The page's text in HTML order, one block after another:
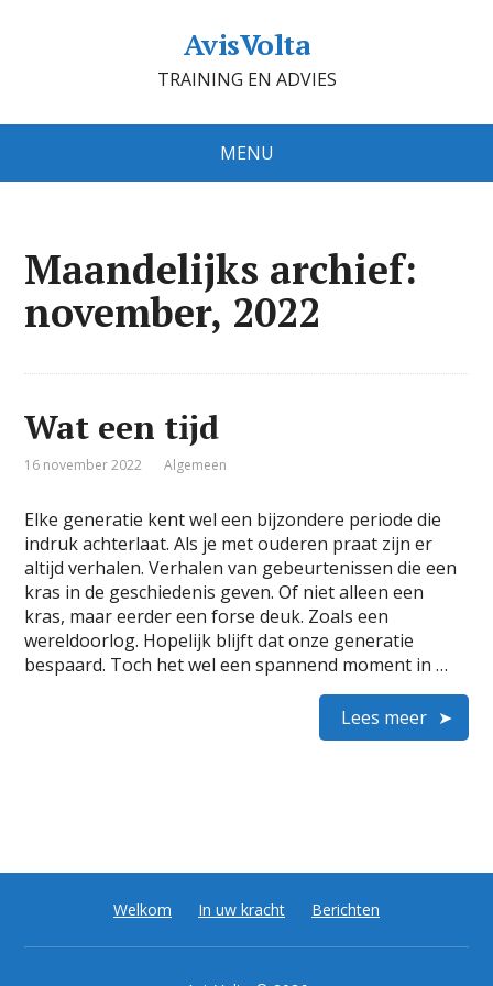
AvisVolta
TRAINING EN ADVIES
MENU
Maandelijks archief:
november, 2022
Wat een tijd
16 november 2022 Algemeen
Elke generatie kent wel een bijzondere periode die
indruk achterlaat. Als je met ouderen praat zijn er
altijd verhalen. Verhalen van gebeurtenissen die een
kras in de geschiedenis geven. Of niet alleen een
kras, maar eerder een forse deuk. Zoals een
wereldoorlog. Hopelijk blijft dat onze generatie
bespaard. Toch het wel een spannend moment in …
Lees meer
Welkom In uw kracht Berichten